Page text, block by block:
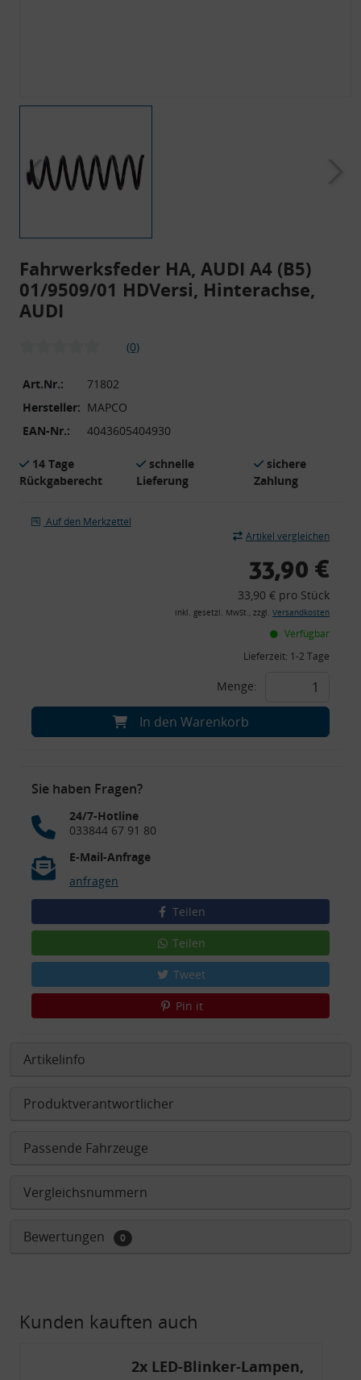
Fahrwerksfeder HA, AUDI A4 (B5)
01/9509/01 HDVersi, Hinterachse,
AUDI
(0)
Art.Nr.:
71802
Hersteller: MAPCO
EAN-Nr.:
4043605404930
14 Tage
Rückgaberecht
schnelle
Lieferung
sichere
Zahlung
Auf den Merkzettel
Artikel vergleichen
33,90 €
33,90 € pro Stück
inkl. gesetzl. MwSt., zzgl. Versandkosten
Verfügbar
Lieferzeit: 1-2 Tage
Menge:
In den Warenkorb
Sie haben Fragen?
24/7-Hotline
033844 67 91 80
E-Mail-Anfrage
anfragen
Teilen
Teilen
Tweet
Pin it
Artikelinfo
Produktverantwortlicher
Passende Fahrzeuge
Vergleichsnummern
Bewertungen 0
Kunden kauften auch
2x LED-Blinker-Lampen,